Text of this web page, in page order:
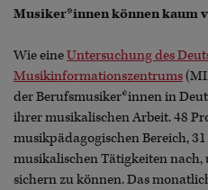
Musiker*innen können kaum
Wie eineUntersuchung des
Musikinformationszentrums
der Berufsmusiker*innen in
ihrer musikalischen Arbeit. 48
musikpädagogischen Bereich,
musikalischen Tätigkeiten
sichern zu können. Das